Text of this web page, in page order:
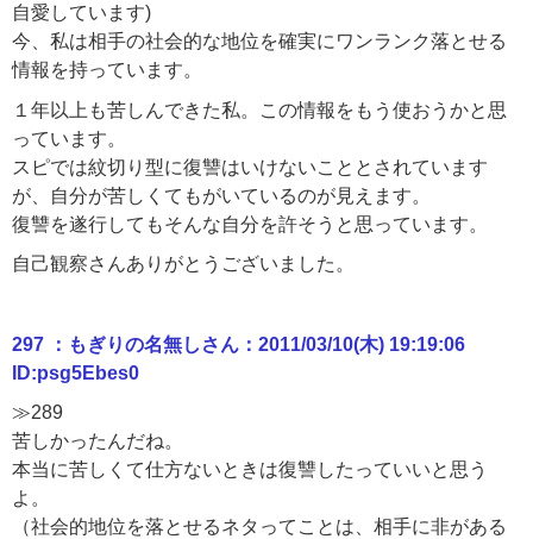
自愛しています)
今、私は相手の社会的な地位を確実にワンランク落とせる
情報を持っています。
１年以上も苦しんできた私。この情報をもう使おうかと思
っています。
スピでは紋切り型に復讐はいけないこととされています
が、自分が苦しくてもがいているのが見えます。
復讐を遂行してもそんな自分を許そうと思っています。
自己観察さんありがとうございました。
297 ：もぎりの名無しさん：2011/03/10(木) 19:19:06
ID:psg5Ebes0
≫289
苦しかったんだね。
本当に苦しくて仕方ないときは復讐したっていいと思う
よ。
（社会的地位を落とせるネタってことは、相手に非がある